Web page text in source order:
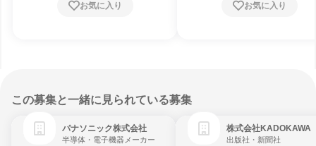
お気に入り お気に入り
この募集と一緒に見られている募集
パナソニック株式会社
半導体・電子機器メーカー
株式会社KADOKAWA
出版社・新聞社